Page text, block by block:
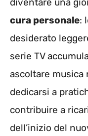
diventare una
cura personale:
desiderato
serie TV
ascoltare musica
dedicarsi a
contribuire a
dell’inizio del